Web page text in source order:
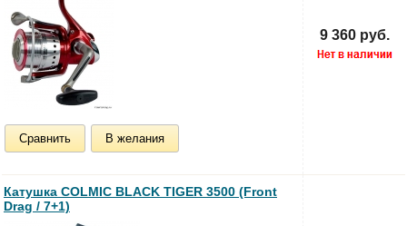
Сравнить В желания
9 360 руб.
Катушка COLMIC BLACK TIGER 3500 (Front
Drag / 7+1)